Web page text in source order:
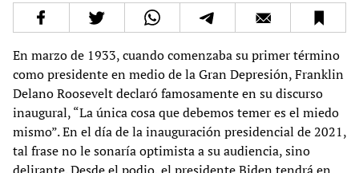
En marzo de 1933, cuando comenzaba su primer término
como presidente en medio de la Gran Depresión, Franklin
Delano Roosevelt declaró famosamente en su discurso
inaugural, “La única cosa que debemos temer es el miedo
mismo”. En el día de la inauguración presidencial de 2021,
tal frase no le sonaría optimista a su audiencia, sino
delirante. Desde el podio, el presidente Biden tendrá en